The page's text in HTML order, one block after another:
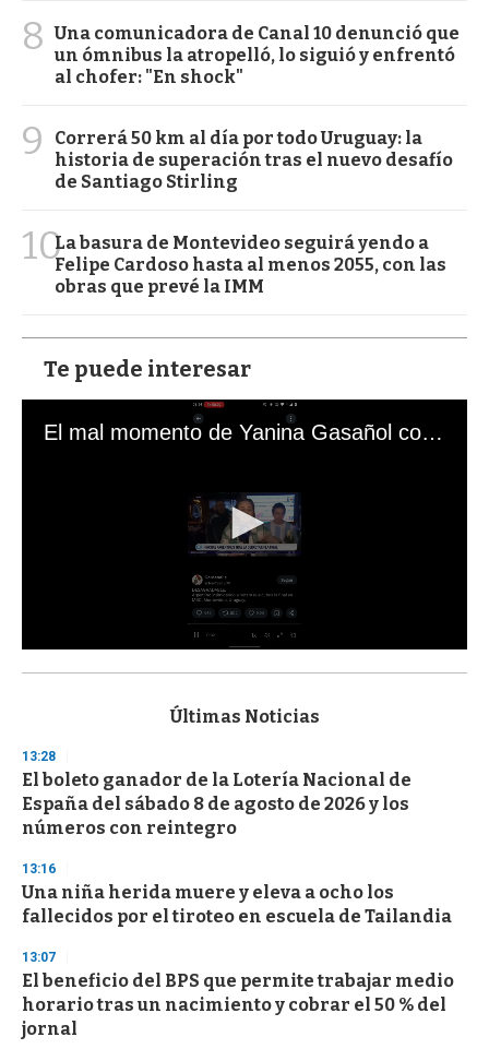
8 Una comunicadora de Canal 10 denunció que
un ómnibus la atropelló, lo siguió y enfrentó
al chofer: "En shock"
9
Correrá 50 km al día por todo Uruguay: la
historia de superación tras el nuevo desafío
de Santiago Stirling
10La basura de Montevideo seguirá yendo a
Felipe Cardoso hasta al menos 2055, con las
obras que prevé la IMM
Te puede interesar
El mal momento de Yanina Gasañol con un hincha argentino en "Subrayado"
s
d
s
o
f
3
s
e
c
o
d
s
Últimas Noticias
13:28
El boleto ganador de la Lotería Nacional de
España del sábado 8 de agosto de 2026 y los
números con reintegro
13:16
Una niña herida muere y eleva a ocho los
fallecidos por el tiroteo en escuela de Tailandia
13:07
El beneficio del BPS que permite trabajar medio
horario tras un nacimiento y cobrar el 50 % del
jornal